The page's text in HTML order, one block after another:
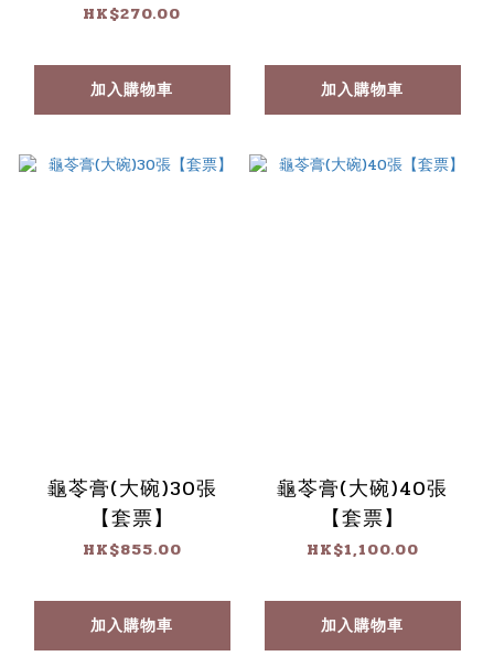
HK$270.00
加入購物車 加入購物車
龜苓膏(大碗)30張
【套票】
HK$855.00
加入購物車
龜苓膏(大碗)40張
【套票】
HK$1,100.00
加入購物車